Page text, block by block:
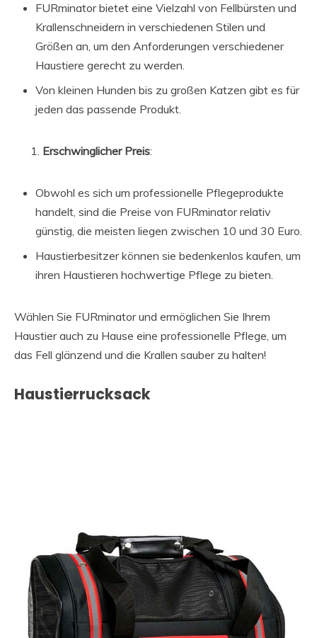
FURminator bietet eine Vielzahl von Fellbürsten und
Krallenschneidern in verschiedenen Stilen und
Größen an, um den Anforderungen verschiedener
Haustiere gerecht zu werden.
Von kleinen Hunden bis zu großen Katzen gibt es für
jeden das passende Produkt.
Erschwinglicher Preis:
Obwohl es sich um professionelle Pflegeprodukte
handelt, sind die Preise von FURminator relativ
günstig, die meisten liegen zwischen 10 und 30 Euro.
Haustierbesitzer können sie bedenkenlos kaufen, um
ihren Haustieren hochwertige Pflege zu bieten.
Wählen Sie FURminator und ermöglichen Sie Ihrem
Haustier auch zu Hause eine professionelle Pflege, um
das Fell glänzend und die Krallen sauber zu halten!
Haustierrucksack